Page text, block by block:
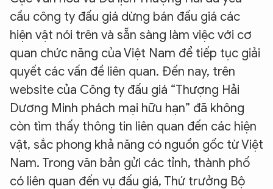
cầu công ty đấu giá dừng bán đấu giá các
hiện vật nói trên và sẵn sàng làm việc với cơ
quan chức năng của Việt Nam để tiếp tục giải
quyết các vấn đề liên quan. Đến nay, trên
website của Công ty đấu giá “Thượng Hải
Dương Minh phách mại hữu hạn” đã không
còn tìm thấy thông tin liên quan đến các hiện
vật, sắc phong khả năng có nguồn gốc từ Việt
Nam. Trong văn bản gửi các tỉnh, thành phố
có liên quan đến vụ đấu giá, Thứ trưởng Bộ